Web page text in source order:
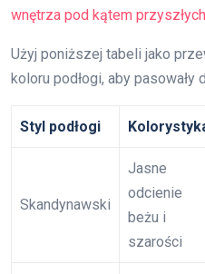
wnętrza pod kątem
Użyj poniższej tabeli jako
koloru podłogi, aby pasowały
Styl podłogi
Skandynawski
Jasne
odcienie
beżu i
szarości